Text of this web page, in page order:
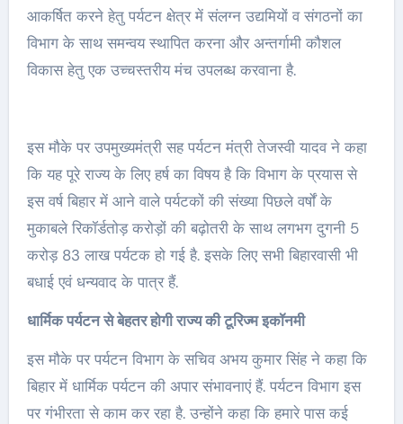
आकर्षित करने हेतु पर्यटन क्षेत्र में संलग्न उद्यमियों व संगठनों का
विभाग के साथ समन्वय स्थापित करना और अन्तर्गामी कौशल
विकास हेतु एक उच्चस्तरीय मंच उपलब्ध करवाना है.
इस मौके पर उपमुख्यमंत्री सह पर्यटन मंत्री तेजस्वी यादव ने कहा
कि यह पूरे राज्य के लिए हर्ष का विषय है कि विभाग के प्रयास से
इस वर्ष बिहार में आने वाले पर्यटकों की संख्या पिछले वर्षों के
मुकाबले रिकॉर्डतोड़ करोड़ों की बढ़ोतरी के साथ लगभग दुगनी 5
करोड़ 83 लाख पर्यटक हो गई है. इसके लिए सभी बिहारवासी भी
बधाई एवं धन्यवाद के पात्र हैं.
धार्मिक पर्यटन से बेहतर होगी राज्य की टूरिज्म इकॉनमी
इस मौके पर पर्यटन विभाग के सचिव अभय कुमार सिंह ने कहा कि
बिहार में धार्मिक पर्यटन की अपार संभावनाएं हैं. पर्यटन विभाग इस
पर गंभीरता से काम कर रहा है. उन्होंने कहा कि हमारे पास कई